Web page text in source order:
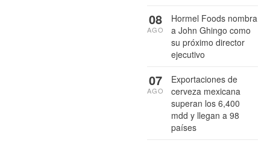
Hormel Foods nombra
a John Ghingo como
su próximo director
ejecutivo
08
AGO
Exportaciones de
cerveza mexicana
superan los 6,400
mdd y llegan a 98
países
07
AGO